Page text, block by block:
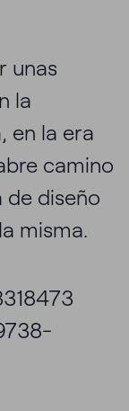
unas
la
en la era
camino
diseño
misma.